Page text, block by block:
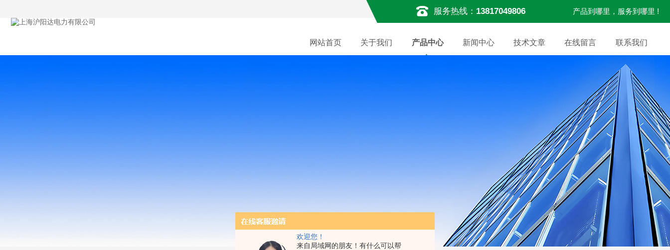
欢迎您！
来自局域网的朋友！有什么可以帮
服务热线： 13817049806 产品到哪里，服务到哪里 !
网站首页 关于我们 产品中心 新闻中心 技术文章 在线留言 联系我们